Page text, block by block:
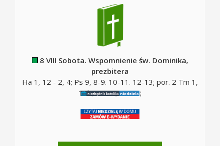
8 VIII Sobota. Wspomnienie św. Dominika,
prezbitera
Ha 1, 12 - 2, 4; Ps 9, 8-9. 10-11. 12-13; por. 2 Tm 1,
10b; Mt 17, 14-20;